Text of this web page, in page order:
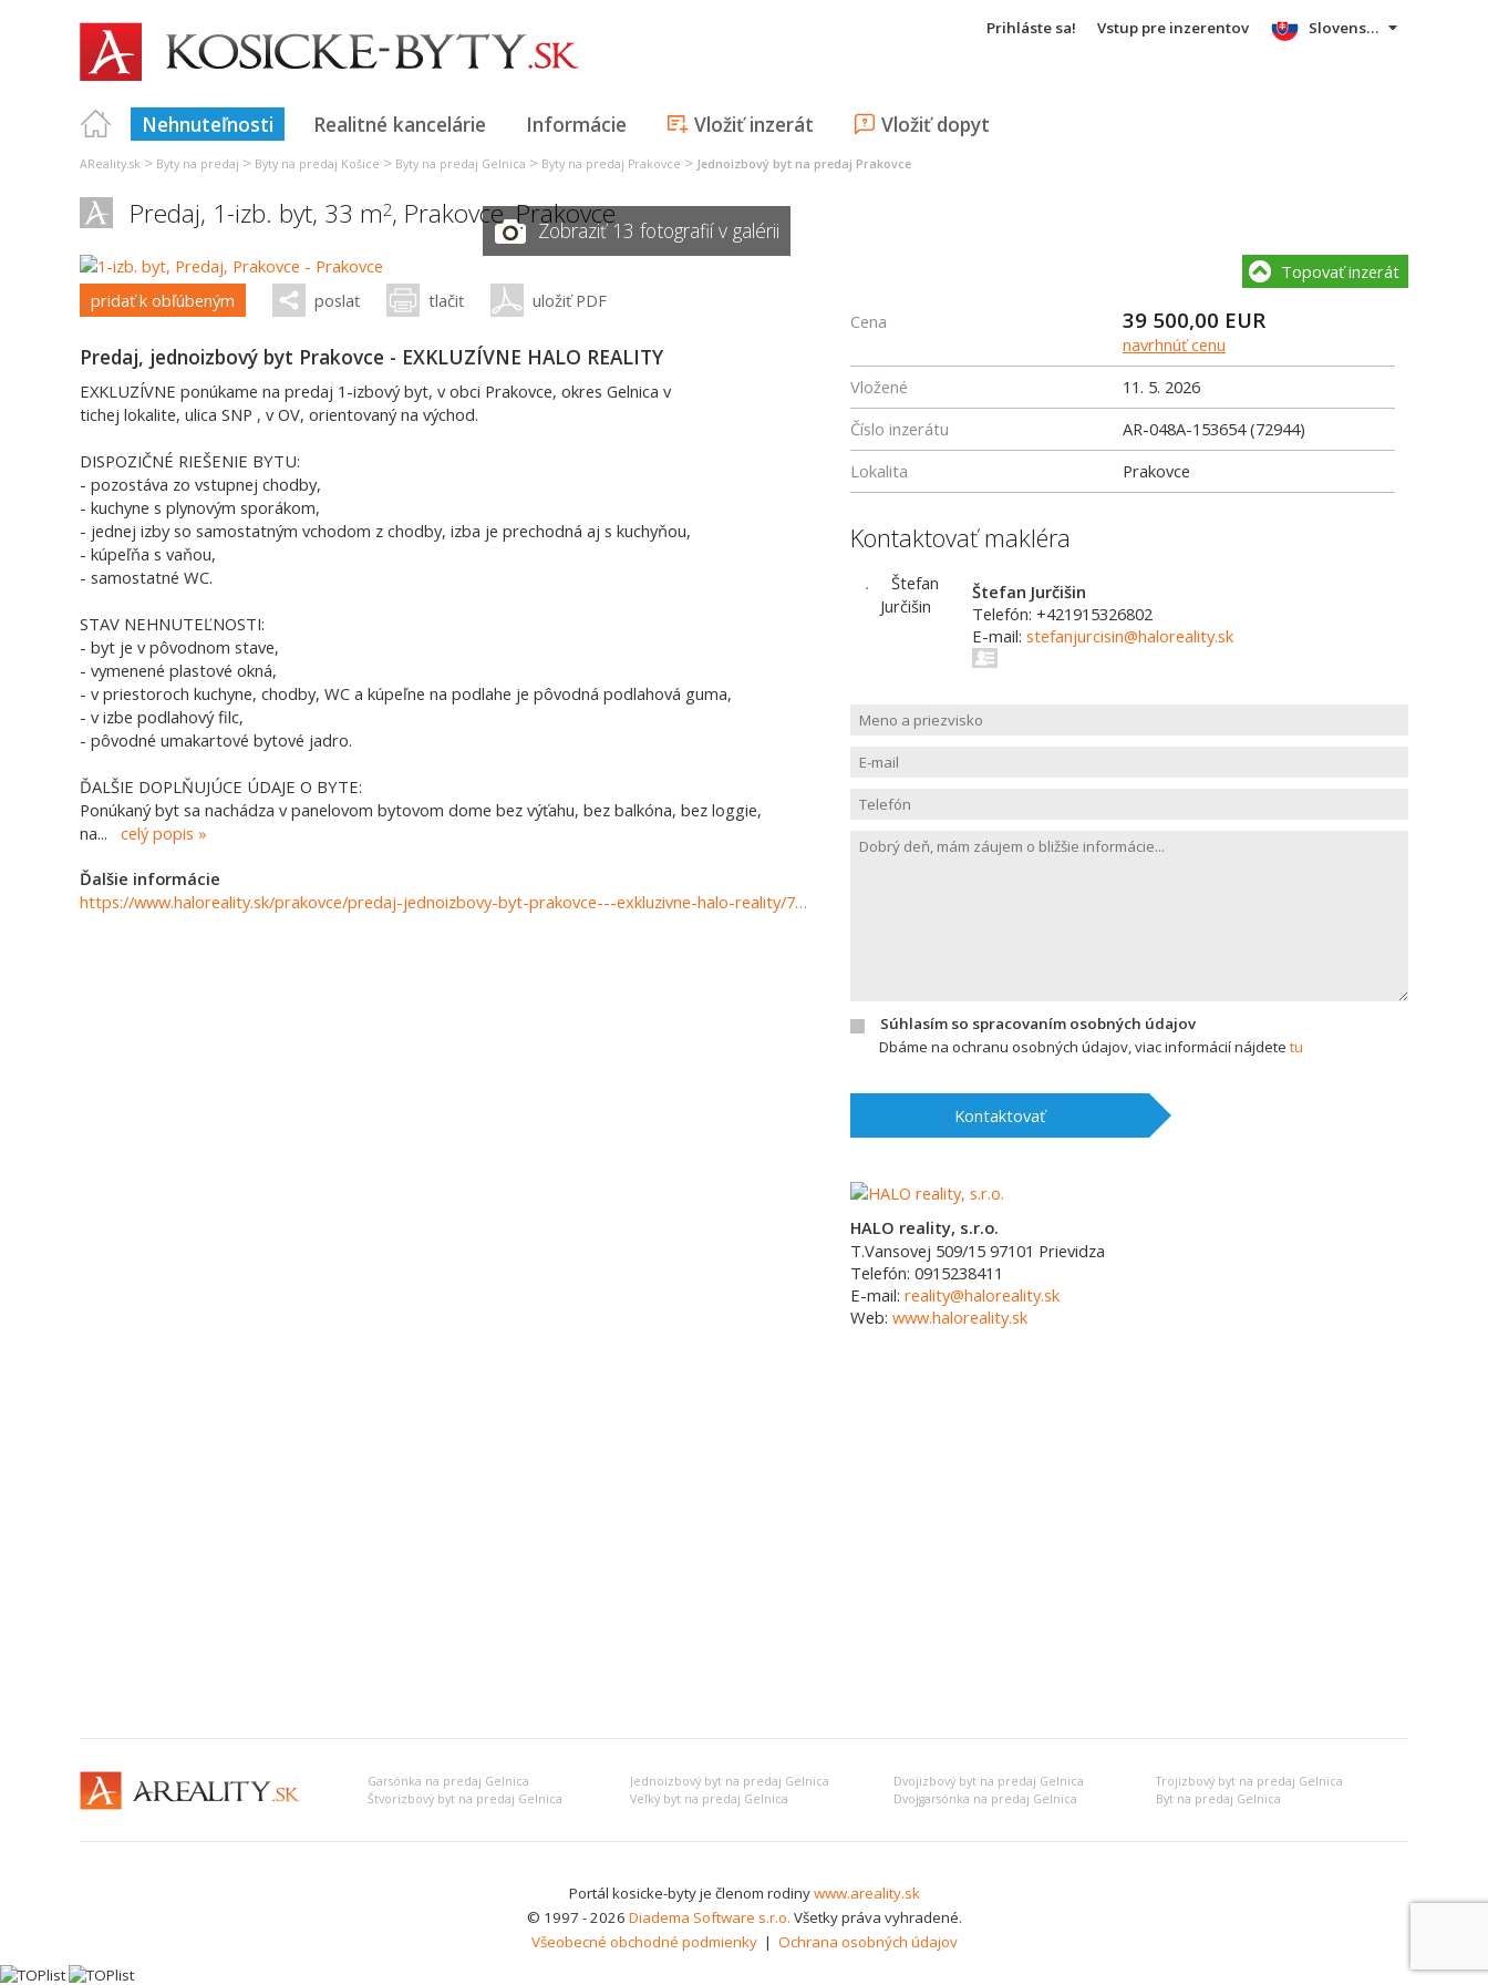
Prihláste sa! Vstup pre inzerentov
Nehnuteľnosti Realitné kancelárie Informácie Vložiť inzerát Vložiť dopyt
Slovensky
AReality.sk > Byty na predaj > Byty na predaj Košice > Byty na predaj Gelnica > Byty na predaj Prakovce > Jednoizbový byt na predaj Prakovce
Predaj, 1-izb. byt, 33 m2, Prakovce,Prakovce
Zobraziť 13 fotografií v galérii
pridať k obľúbeným poslať tlačiť uložiť PDF
Predaj, jednoizbový byt Prakovce - EXKLUZÍVNE HALO REALITY
EXKLUZÍVNE ponúkame na predaj 1-izbový byt, v obci Prakovce, okres Gelnica v
tichej lokalite, ulica SNP , v OV, orientovaný na východ.
DISPOZIČNÉ RIEŠENIE BYTU:
- pozostáva zo vstupnej chodby,
- kuchyne s plynovým sporákom,
- jednej izby so samostatným vchodom z chodby, izba je prechodná aj s kuchyňou,
- kúpeľňa s vaňou,
- samostatné WC.
STAV NEHNUTEĽNOSTI:
- byt je v pôvodnom stave,
- vymenené plastové okná,
- v priestoroch kuchyne, chodby, WC a kúpeľne na podlahe je pôvodná podlahová guma,
- v izbe podlahový filc,
- pôvodné umakartové bytové jadro.
ĎALŠIE DOPLŇUJÚCE ÚDAJE O BYTE:
Ponúkaný byt sa nachádza v panelovom bytovom dome bez výťahu, bez balkóna, bez loggie,
na... celý popis
Ďalšie informácie
https://www.haloreality.sk/prakovce/predaj-jednoizbovy-byt-prakovce---exkluzivne-halo-reality/72944
Topovať inzerát
Cena 39 500,00 EUR
navrhnúť cenu
Vložené
11. 5. 2026
Číslo inzerátu
AR-048A-153654 (72944)
Lokalita
Prakovce
Kontaktovať makléra
Štefan Jurčišin
Telefón: +421915326802
E-mail: stefanjurcisin@haloreality.sk
Súhlasím so spracovaním osobných údajov
Dbáme na ochranu osobných údajov, viac informácií nájdete tu
Kontaktovať
HALO reality, s.r.o.
T.Vansovej 509/15 97101 Prievidza
Telefón: 0915238411
E-mail: reality@haloreality.sk
Web: www.haloreality.sk
Garsónka na predaj Gelnica Jednoizbový byt na predaj Gelnica Dvojizbový byt na predaj Gelnica
Trojizbový byt na predaj Gelnica
Štvorizbový byt na predaj Gelnica
Veľký byt na predaj Gelnica Dvojgarsónka na predaj Gelnica Byt na predaj Gelnica
Portál kosicke-byty je členom rodinywww.areality.sk
© 1997 - 2026 Diadema Software s.r.o. Všetky práva vyhradené.
Všeobecné obchodné podmienky | Ochrana osobných údajov